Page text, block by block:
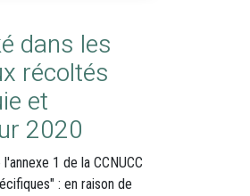
dans les
récoltés
et
2020
1 de la CCNUCC
: en raison de